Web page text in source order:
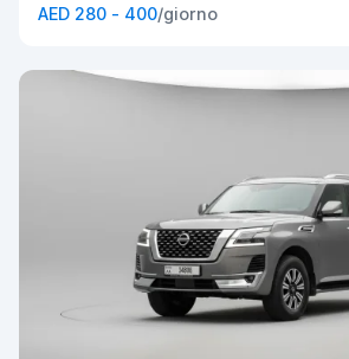
AED 280 - 400/giorno